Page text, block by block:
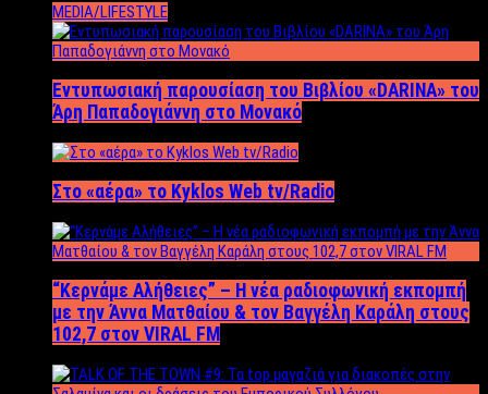
MEDIA/LIFESTYLE
Εντυπωσιακή παρουσίαση του Βιβλίου «DARINA» του
Άρη Παπαδογιάννη στο Μονακό
Στο «αέρα» το Kyklos Web tv/Radio
“Kερνάμε Αλήθειες” – Η νέα ραδιοφωνική εκπομπή
με την Άννα Ματθαίου & τον Βαγγέλη Καράλη στους
102,7 στον VIRAL FM